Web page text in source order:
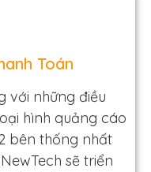
Toán
với những điều
hình quảng cáo
bên thống nhất
sẽ triển